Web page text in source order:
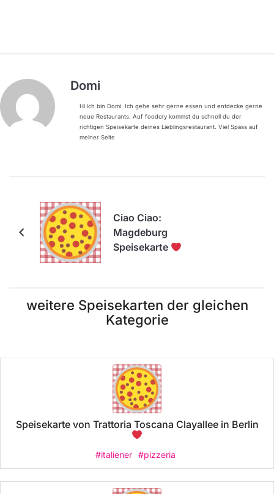
Domi
Hi ich bin Domi. Ich gehe sehr gerne essen und entdecke gerne
neue Restaurants. Auf foodcry kommst du schnell du der
richtigen Speisekarte deines Lieblingsrestaurant. Viel Spass auf
meiner Seite
Ciao Ciao:
Magdeburg
Speisekarte
weitere Speisekarten der gleichen
Kategorie
Speisekarte von Trattoria Toscana Clayallee in Berlin
#italiener #pizzeria